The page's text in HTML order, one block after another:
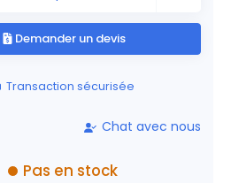
Demander un devis
Transaction sécurisée
Chat avec nous
Pas en stock